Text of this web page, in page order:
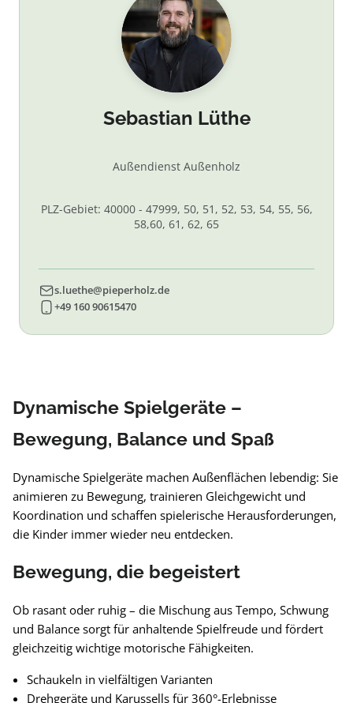
Sebastian Lüthe
Außendienst Außenholz
PLZ-Gebiet: 40000 - 47999, 50, 51, 52, 53, 54, 55, 56,
58,60, 61, 62, 65
s.luethe@pieperholz.de
+49 160 90615470
Dynamische Spielgeräte –
Bewegung, Balance und Spaß
Dynamische Spielgeräte machen Außenflächen lebendig: Sie
animieren zu Bewegung, trainieren Gleichgewicht und
Koordination und schaffen spielerische Herausforderungen,
die Kinder immer wieder neu entdecken.
Bewegung, die begeistert
Ob rasant oder ruhig – die Mischung aus Tempo, Schwung
und Balance sorgt für anhaltende Spielfreude und fördert
gleichzeitig wichtige motorische Fähigkeiten.
Schaukeln in vielfältigen Varianten
Drehgeräte und Karussells für 360°-Erlebnisse